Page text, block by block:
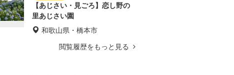
【あじさい・見ごろ】恋し野の
里あじさい園
和歌山県・橋本市
閲覧履歴をもっと見る